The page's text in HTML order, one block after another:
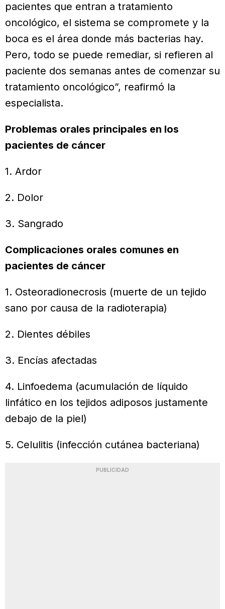
pacientes que entran a tratamiento
oncológico, el sistema se compromete y la
boca es el área donde más bacterias hay.
Pero, todo se puede remediar, si refieren al
paciente dos semanas antes de comenzar su
tratamiento oncológico”, reafirmó la
especialista.
Problemas orales principales en los
pacientes de cáncer
1. Ardor
2. Dolor
3. Sangrado
Complicaciones orales comunes en
pacientes de cáncer
1. Osteoradionecrosis (muerte de un tejido
sano por causa de la radioterapia)
2. Dientes débiles
3. Encías afectadas
4. Linfoedema (acumulación de líquido
linfático en los tejidos adiposos justamente
debajo de la piel)
5. Celulitis (infección cutánea bacteriana)
PUBLICIDAD